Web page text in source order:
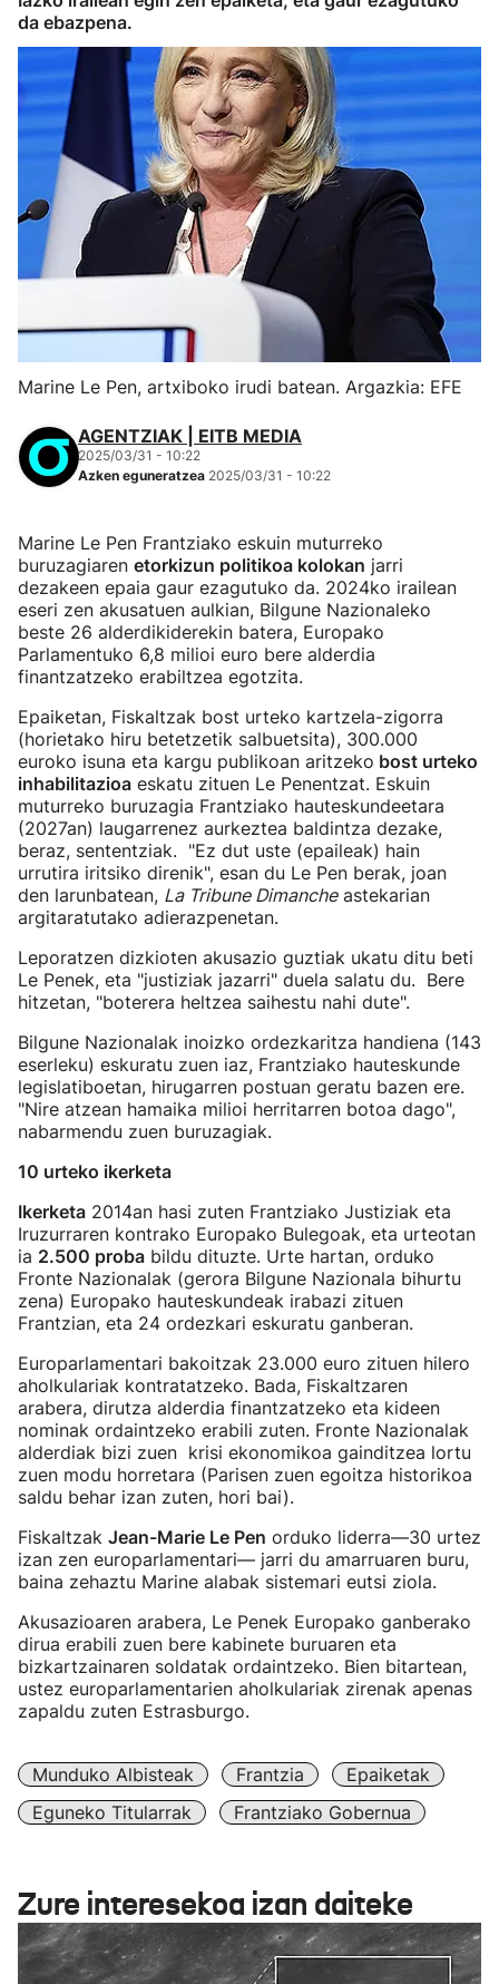
da ebazpena.
Marine Le Pen, artxiboko irudi batean. Argazkia: EFE
AGENTZIAK | EITB MEDIA
2025/03/31 - 10:22
Azken eguneratzea 2025/03/31 - 10:22
Marine Le Pen Frantziako eskuin muturreko
buruzagiaren etorkizun politikoa kolokan jarri
dezakeen epaia gaur ezagutuko da. 2024ko irailean
eseri zen akusatuen aulkian, Bilgune Nazionaleko
beste 26 alderdikiderekin batera, Europako
Parlamentuko 6,8 milioi euro bere alderdia
finantzatzeko erabiltzea egotzita.
Epaiketan, Fiskaltzak bost urteko kartzela-zigorra
(horietako hiru betetzetik salbuetsita), 300.000
euroko isuna eta kargu publikoan aritzeko bost urteko
inhabilitazioa eskatu zituen Le Penentzat. Eskuin
muturreko buruzagia Frantziako hauteskundeetara
(2027an) laugarrenez aurkeztea baldintza dezake,
beraz, sententziak. "Ez dut uste (epaileak) hain
urrutira iritsiko direnik", esan du Le Pen berak, joan
den larunbatean, La Tribune Dimancheastekarian
argitaratutako adierazpenetan.
Leporatzen dizkioten akusazio guztiak ukatu ditu beti
Le Penek, eta "justiziak jazarri" duela salatu du. Bere
hitzetan, "boterera heltzea saihestu nahi dute".
Bilgune Nazionalak inoizko ordezkaritza handiena (143
eserleku) eskuratu zuen iaz, Frantziako hauteskunde
legislatiboetan, hirugarren postuan geratu bazen ere.
"Nire atzean hamaika milioi herritarren botoa dago",
nabarmendu zuen buruzagiak.
10 urteko ikerketa
Ikerketa 2014an hasi zuten Frantziako Justiziak eta
Iruzurraren kontrako Europako Bulegoak, eta urteotan
ia 2.500 proba bildu dituzte. Urte hartan, orduko
Fronte Nazionalak (gerora Bilgune Nazionala bihurtu
zena) Europako hauteskundeak irabazi zituen
Frantzian, eta 24 ordezkari eskuratu ganberan.
Europarlamentari bakoitzak 23.000 euro zituen hilero
aholkulariak kontratatzeko. Bada, Fiskaltzaren
arabera, dirutza alderdia finantzatzeko eta kideen
nominak ordaintzeko erabili zuten. Fronte Nazionalak
alderdiak bizi zuen krisi ekonomikoa gainditzea lortu
zuen modu horretara (Parisen zuen egoitza historikoa
saldu behar izan zuten, hori bai).
Fiskaltzak Jean-Marie Le Pen orduko liderra—30 urtez
izan zen europarlamentari— jarri du amarruaren buru,
baina zehaztu Marine alabak sistemari eutsi ziola.
Akusazioaren arabera, Le Penek Europako ganberako
dirua erabili zuen bere kabinete buruaren eta
bizkartzainaren soldatak ordaintzeko. Bien bitartean,
ustez europarlamentarien aholkulariak zirenak apenas
zapaldu zuten Estrasburgo.
Munduko Albisteak Frantzia
Epaiketak
Eguneko Titularrak
Frantziako Gobernua
Zure interesekoa izan daiteke